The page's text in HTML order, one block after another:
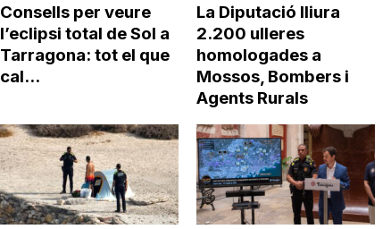
Consells per veure
l’eclipsi total de Sol a
Tarragona: tot el que
cal...
La Diputació lliura
2.200 ulleres
homologades a
Mossos, Bombers i
Agents Rurals